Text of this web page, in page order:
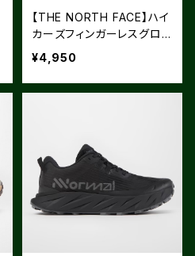
【THE NORTH FACE】ハイ
カーズフィンガーレスグロ
ーブ（ユニセックス）
¥4,950